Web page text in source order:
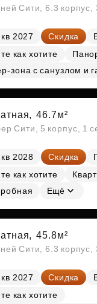
Сити, 6.3 корпус,
2027 Скидка
как хотите
зона с санузлом и
46.7м²
Сити, 5 корпус, 1
кв 2028 Скидка
как хотите
Ещё
45.8м²
Сити, 6.3 корпус,
2027 Скидка
как хотите